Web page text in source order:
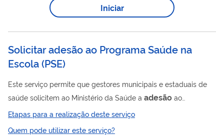
Iniciar
Solicitar adesão ao Programa Saúde na
Escola(PSE)
Este serviço permite que gestores municipais e estaduais de
saúde solicitem ao Ministério da Saúde a adesão ao
Programa Saúde na Escola (PSE), uma política intersetorial
entre Saúde e Educação que visa promover a formação
integral dos estudantes da rede pública por meio de ações de
Etapas para a realização deste serviço
Quem pode utilizar este serviço?